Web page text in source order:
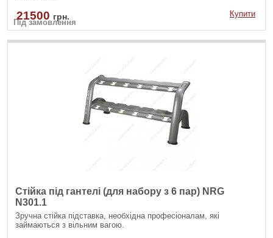
Під замовлення
21500 грн. Купити
Стійка під гантелі (для набору з 6 пар) NRG
N301.1
Зручна стійка підставка, необхідна професіоналам, які
займаються з вільним вагою.